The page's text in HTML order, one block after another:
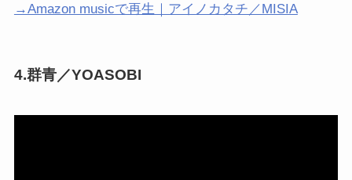
→Amazon musicで再生｜アイノカタチ／MISIA
4.群青／YOASOBI